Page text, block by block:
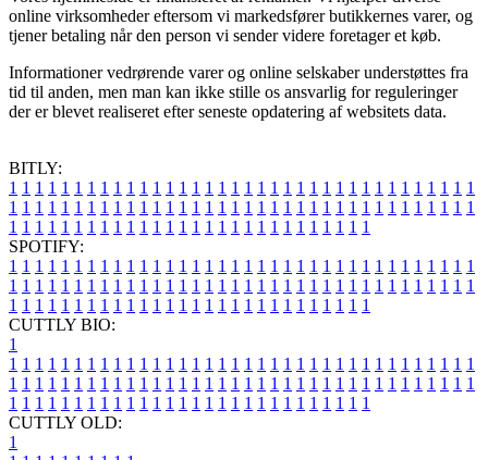
online virksomheder eftersom vi markedsfører butikkernes varer, og
tjener betaling når den person vi sender videre foretager et køb.
Informationer vedrørende varer og online selskaber understøttes fra
tid til anden, men man kan ikke stille os ansvarlig for reguleringer
der er blevet realiseret efter seneste opdatering af websitets data.
BITLY:
1 1 1 1 1 1 1 1 1 1 1 1 1 1 1 1 1 1 1 1 1 1 1 1 1 1 1 1 1 1 1 1 1 1 1 1
1 1 1 1 1 1 1 1 1 1 1 1 1 1 1 1 1 1 1 1 1 1 1 1 1 1 1 1 1 1 1 1 1 1 1 1
1 1 1 1 1 1 1 1 1 1 1 1 1 1 1 1 1 1 1 1 1 1 1 1 1 1 1 1
SPOTIFY:
1 1 1 1 1 1 1 1 1 1 1 1 1 1 1 1 1 1 1 1 1 1 1 1 1 1 1 1 1 1 1 1 1 1 1 1
1 1 1 1 1 1 1 1 1 1 1 1 1 1 1 1 1 1 1 1 1 1 1 1 1 1 1 1 1 1 1 1 1 1 1 1
1 1 1 1 1 1 1 1 1 1 1 1 1 1 1 1 1 1 1 1 1 1 1 1 1 1 1 1
CUTTLY BIO:
1
1 1 1 1 1 1 1 1 1 1 1 1 1 1 1 1 1 1 1 1 1 1 1 1 1 1 1 1 1 1 1 1 1 1 1 1
1 1 1 1 1 1 1 1 1 1 1 1 1 1 1 1 1 1 1 1 1 1 1 1 1 1 1 1 1 1 1 1 1 1 1 1
1 1 1 1 1 1 1 1 1 1 1 1 1 1 1 1 1 1 1 1 1 1 1 1 1 1 1 1
CUTTLY OLD:
1